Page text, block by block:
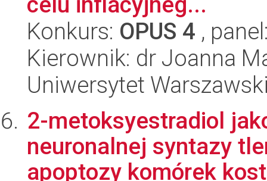
Konkurs: OPUS 4 ,
Kierownik: dr Joanna
Uniwersytet
2-metoksyestradiol
neuronalnej syntazy
apoptozy komórek